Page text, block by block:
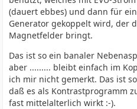
(dauert ebbes) und dann für
Generator gekoppelt wird, der
Magnetfelder bringt.
Das ist so ein banaler
aber ......... bleibt einfach im
ich mir nicht gemerkt. Das ist
daß es als Kontrastprogramm
fast mittelalterlich wirkt :-).